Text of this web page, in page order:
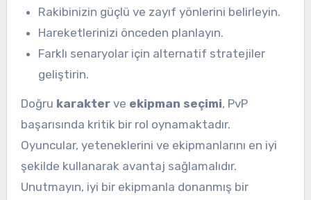
Rakibinizin güçlü ve zayıf yönlerini belirleyin.
Hareketlerinizi önceden planlayın.
Farklı senaryolar için alternatif stratejiler
geliştirin.
Doğru karakterve ekipman seçimi, PvP
başarısında kritik bir rol oynamaktadır.
Oyuncular, yeteneklerini ve ekipmanlarını en iyi
şekilde kullanarak avantaj sağlamalıdır.
Unutmayın, iyi bir ekipmanla donanmış bir